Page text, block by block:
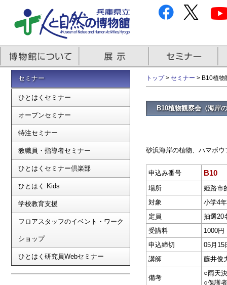
セミナー
ひとはくセミナー
オープンセミナー
特注セミナー
教職員・指導者セミナー
ひとはくセミナー倶楽部
ひとはく Kids
学校教育支援
フロアスタッフのイベント・ワーク
ショップ
ひとはく研究員Webセミナー
トップ> セミナー > B10植物
B10植物観察会（海岸
砂浜海岸の植物、ハマボ
申込み番号 B10
場所
姫路市
対象
小学4
定員
抽選20
受講料
1000円
申込締切
05月15
講師
藤井俊
備考
○雨天
○保護